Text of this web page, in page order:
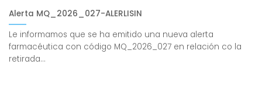
Alerta MQ_2026_027-ALERLISIN
Le informamos que se ha emitido una nueva alerta
farmacéutica con código MQ_2026_027 en relación co la
retirada...